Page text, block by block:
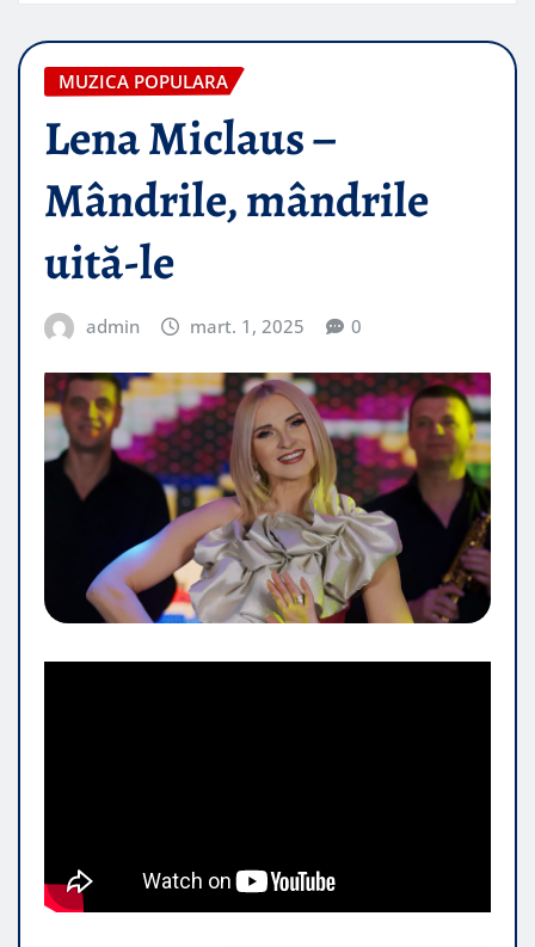
MUZICA POPULARA
Lena Miclaus –
Mândrile, mândrile
uită-le
admin mart. 1, 2025 0